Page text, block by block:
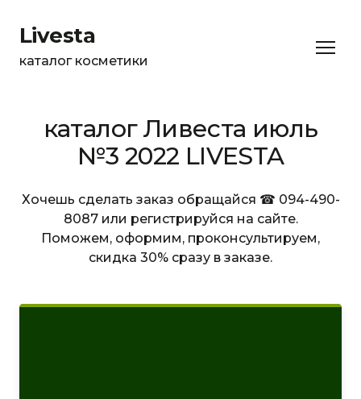
Livesta
каталог косметики
каталог Ливеста июль
№3 2022 LIVESTA
Хочешь сделать заказ обращайся ☎ 094-490-
8087 или регистрируйся на сайте.
Поможем, оформим, проконсультируем,
скидка 30% сразу в заказе.